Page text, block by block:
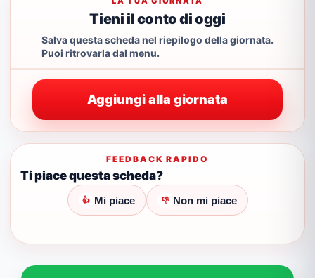
Tieni il conto di oggi
Salva questa scheda nel riepilogo della giornata.
Puoi ritrovarla dal menu.
Aggiungi alla giornata
FEEDBACK RAPIDO
Ti piace questa scheda?
👍 Mi piace 👎 Non mi piace